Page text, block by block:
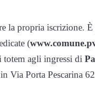
la propria iscrizione.
(
totem agli ingressi di
in Via Porta Pescarina